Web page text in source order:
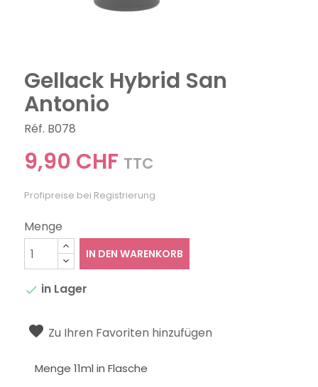
Gellack Hybrid San
Antonio
Réf. B078
9,90 CHF TTC
Profipreise bei Registrierung
Menge
IN DEN WARENKORB
 in Lager
Zu Ihren Favoriten hinzufügen
Menge 11ml in Flasche